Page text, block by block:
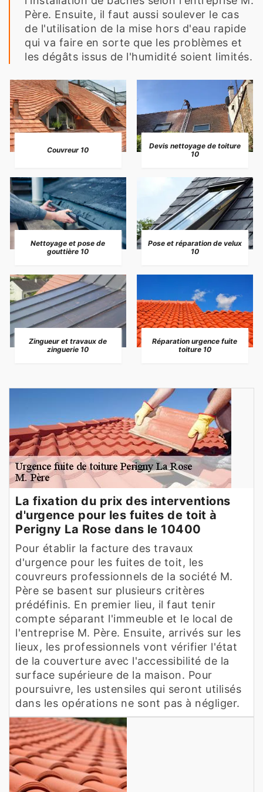
Père. Ensuite, il faut aussi soulever le cas
de l'utilisation de la mise hors d'eau rapide
qui va faire en sorte que les problèmes et
les dégâts issus de l'humidité soient limités.
Couvreur 10
Devis nettoyage de toiture
10
Nettoyage et pose de
gouttière 10
Pose et réparation de velux
10
Zingueur et travaux de
zinguerie 10
Réparation urgence fuite
toiture 10
La fixation du prix des interventions
d'urgence pour les fuites de toit à
Perigny La Rose dans le 10400
Pour établir la facture des travaux
d'urgence pour les fuites de toit, les
couvreurs professionnels de la société M.
Père se basent sur plusieurs critères
prédéfinis. En premier lieu, il faut tenir
compte séparant l'immeuble et le local de
l'entreprise M. Père. Ensuite, arrivés sur les
lieux, les professionnels vont vérifier l'état
de la couverture avec l'accessibilité de la
surface supérieure de la maison. Pour
poursuivre, les ustensiles qui seront utilisés
dans les opérations ne sont pas à négliger.